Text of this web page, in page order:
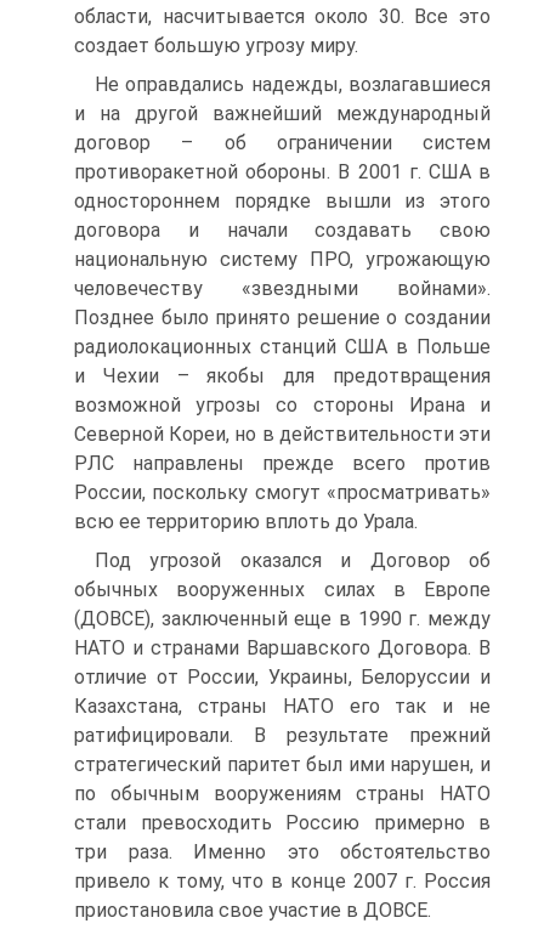
области, насчитывается около 30. Все это
создает большую угрозу миру.
Не оправдались надежды, возлагавшиеся
и на другой важнейший международный
договор – об ограничении систем
противоракетной обороны. В 2001 г. США в
одностороннем порядке вышли из этого
договора и начали создавать свою
национальную систему ПРО, угрожающую
человечеству «звездными войнами».
Позднее было принято решение о создании
радиолокационных станций США в Польше
и Чехии – якобы для предотвращения
возможной угрозы со стороны Ирана и
Северной Кореи, но в действительности эти
РЛС направлены прежде всего против
России, поскольку смогут «просматривать»
всю ее территорию вплоть до Урала.
Под угрозой оказался и Договор об
обычных вооруженных силах в Европе
(ДОВСЕ), заключенный еще в 1990 г. между
НАТО и странами Варшавского Договора. В
отличие от России, Украины, Белоруссии и
Казахстана, страны НАТО его так и не
ратифицировали. В результате прежний
стратегический паритет был ими нарушен, и
по обычным вооружениям страны НАТО
стали превосходить Россию примерно в
три раза. Именно это обстоятельство
привело к тому, что в конце 2007 г. Россия
приостановила свое участие в ДОВСЕ.